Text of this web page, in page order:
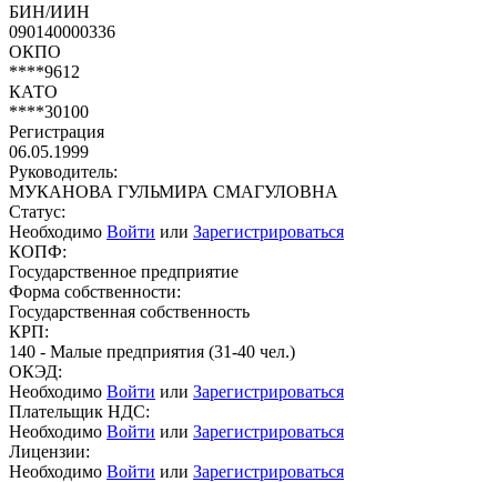
БИН/ИИН
090140000336
ОКПО
****9612
КАТО
****30100
Регистрация
06.05.1999
Руководитель:
МУКАНОВА ГУЛЬМИРА СМАГУЛОВНА
Статус:
Необходимо Войти или Зарегистрироваться
КОПФ:
Государственное предприятие
Форма собственности:
Государственная собственность
КРП:
140 - Малые предприятия (31-40 чел.)
ОКЭД:
Необходимо Войти или Зарегистрироваться
Плательщик НДС:
Необходимо Войти или Зарегистрироваться
Лицензии:
Необходимо Войти или Зарегистрироваться